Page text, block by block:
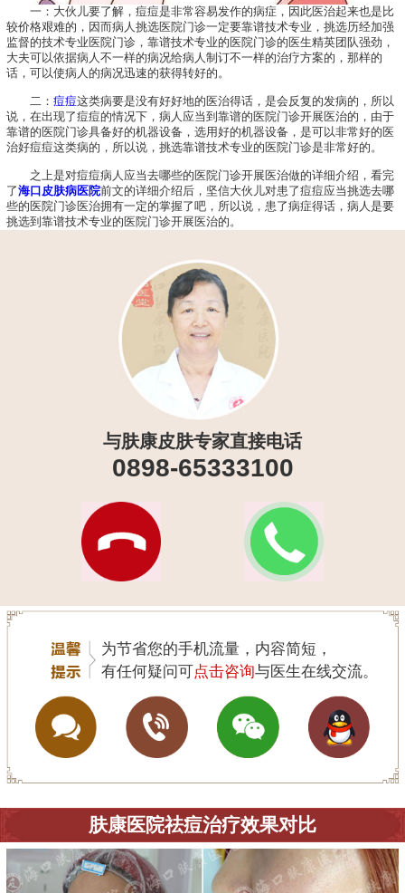
一：大伙儿要了解，痘痘是非常容易发作的病症，因此医治起来也是比
较价格艰难的，因而病人挑选医院门诊一定要靠谱技术专业，挑选历经加强
监督的技术专业医院门诊，靠谱技术专业的医院门诊的医生精英团队强劲，
大夫可以依据病人不一样的病况给病人制订不一样的治疗方案的，那样的
话，可以使病人的病况迅速的获得转好的。
二： 痘痘这类病要是没有好好地的医治得话，是会反复的发病的，所以
说，在出现了痘痘的情况下，病人应当到靠谱的医院门诊开展医治的，由于
靠谱的医院门诊具备好的机器设备，选用好的机器设备，是可以非常好的医
治好痘痘这类病的，所以说，挑选靠谱技术专业的医院门诊是非常好的。
之上是对痘痘病人应当去哪些的医院门诊开展医治做的详细介绍，看完
了海口皮肤病医院前文的详细介绍后，坚信大伙儿对患了痘痘应当挑选去哪
些的医院门诊医治拥有一定的掌握了吧，所以说，患了病症得话，病人是要
挑选到靠谱技术专业的医院门诊开展医治的。
与肤康皮肤专家直接电话
0898-65333100
为节省您的手机流量，内容简短，
有任何疑问可点击咨询与医生在线交流。
肤康医院祛痘治疗效果对比